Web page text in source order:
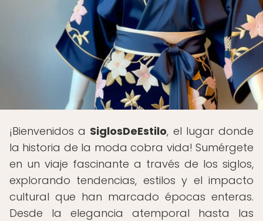
¡Bienvenidos a SiglosDeEstilo, el lugar donde
la historia de la moda cobra vida! Sumérgete
en un viaje fascinante a través de los siglos,
explorando tendencias, estilos y el impacto
cultural que han marcado épocas enteras.
Desde la elegancia atemporal hasta las